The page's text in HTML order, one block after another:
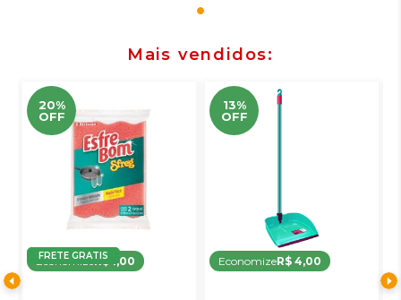
Mais vendidos
FRETE GRATIS
20%
OFF
EconomizeR$ 1,00
13%
OFF
EconomizeR$ 4,00